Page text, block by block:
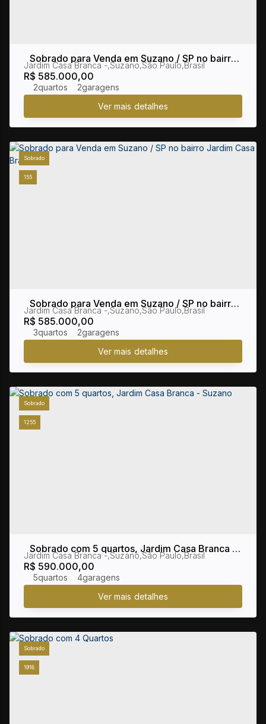
Sobrado para Venda em Suzano / SP no bairro
Jardim Casa Branca
R$ 585.000,00
Jardim Casa Branca ,Suzano,São Paulo,Brasil
2 2
155
Sobrado
Sobrado para Venda em Suzano / SP no bairro
Jardim Casa Branca
R$ 585.000,00
Jardim Casa Branca ,Suzano,São Paulo,Brasil
3 2
1255
Sobrado
Sobrado com 5 quartos, Jardim Casa Branca -
Suzano
R$ 590.000,00
Jardim Casa Branca ,Suzano,São Paulo,Brasil
5 4
1918
Sobrado